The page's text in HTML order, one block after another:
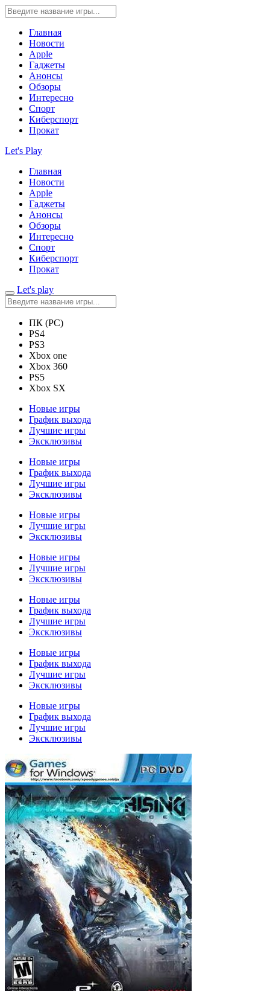
Главная
Новости
Apple
Гаджеты
Анонсы
Обзоры
Интересно
Спорт
Киберспорт
Прокат
Let's Play
Главная
Новости
Apple
Гаджеты
Анонсы
Обзоры
Интересно
Спорт
Киберспорт
Прокат
Let's play
ПК (PC)
PS4
PS3
Xbox one
Xbox 360
PS5
Xbox SX
Новые игры
График выхода
Лучшие игры
Эксклюзивы
Новые игры
График выхода
Лучшие игры
Эксклюзивы
Новые игры
Лучшие игры
Эксклюзивы
Новые игры
Лучшие игры
Эксклюзивы
Новые игры
График выхода
Лучшие игры
Эксклюзивы
Новые игры
График выхода
Лучшие игры
Эксклюзивы
Новые игры
График выхода
Лучшие игры
Эксклюзивы